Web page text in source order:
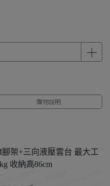
購物說明
架+三向液壓雲台 最大工
收納高86cm